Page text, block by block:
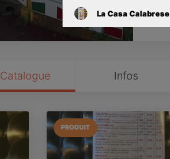
Catalogue Infos
PRODUIT
La Casa Calabrese